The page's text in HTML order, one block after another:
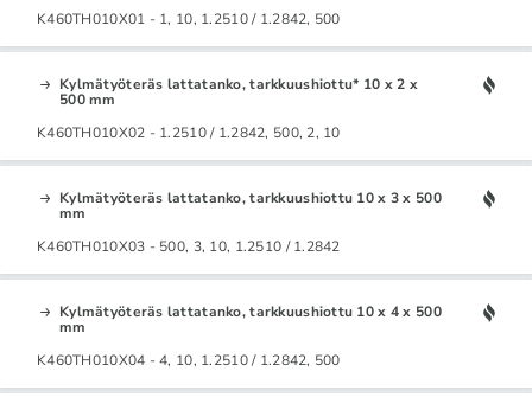
K460TH010X01 - 1, 10, 1.2510 / 1.2842, 500
Kylmätyöteräs lattatanko, tarkkuushiottu* 10 x 2 x
500 mm
K460TH010X02 - 1.2510 / 1.2842, 500, 2, 10
Kylmätyöteräs lattatanko, tarkkuushiottu 10 x 3 x 500
mm
K460TH010X03 - 500, 3, 10, 1.2510 / 1.2842
Kylmätyöteräs lattatanko, tarkkuushiottu 10 x 4 x 500
mm
K460TH010X04 - 4, 10, 1.2510 / 1.2842, 500